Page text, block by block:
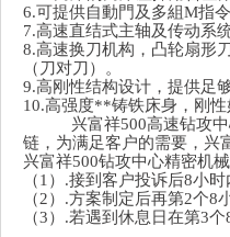
6.可提供自動門及多組M指
7.高速直结式主轴及传动系
8.高速换刀机构，凸轮扇形
（刀对刀）。
9.高刚性结构设计，提供足
10.高强度**铸铁床身，刚性
兴富祥500高速钻攻
链，为满足客户的需要，兴
兴富祥500钻攻中心精密机
（1）.接到客户投诉后8小时
（2）.方案制定后再第2个8
（3）.若遇到休息日在第3